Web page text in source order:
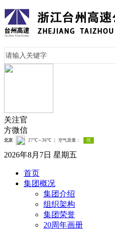
关注官
方微信
2026年8月7日 星期五
首页
集团概况
集团介绍
组织架构
集团荣誉
20周年画册